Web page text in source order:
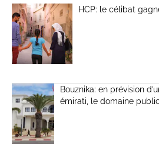
HCP: le célibat
Bouznika: en prévision
émirati, le domaine